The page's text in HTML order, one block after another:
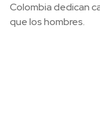
Colombia dedican
que los hombres.